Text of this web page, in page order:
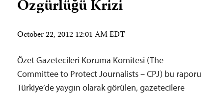
Özgürlüğü Krizi
October 22, 2012 12:01 AM EDT
Özet Gazetecileri Koruma Komitesi (The
Committee to Protect Journalists – CPJ) bu raporu
Türkiye’de yaygın olarak görülen, gazetecilere